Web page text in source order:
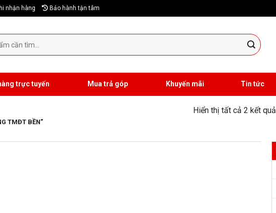
nhận hàng Bảo hành tận tâm
trực tuyến Mua trả góp Khuyến mãi Tin tức
TMĐT BỀN”
Hiển thị tất cả 2 kết quả